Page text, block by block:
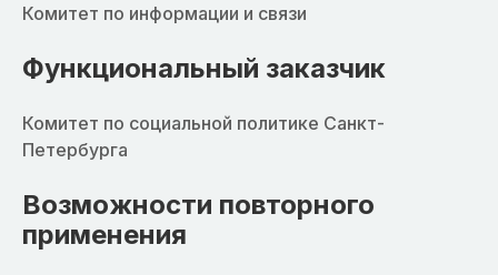
Комитет по информации и связи
Функциональный заказчик
Комитет по социальной политике Санкт-
Петербурга
Возможности повторного
применения